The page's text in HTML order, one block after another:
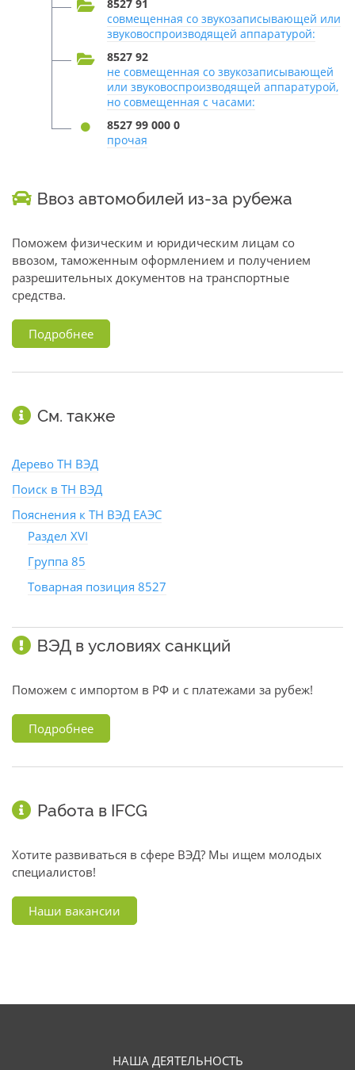
8527 91
совмещенная со звукозаписывающей или
звуковоспроизводящей аппаратурой:
8527 92
не совмещенная со звукозаписывающей
или звуковоспроизводящей аппаратурой,
но совмещенная с часами:
8527 99 000 0
прочая
Ввоз автомобилей из-за рубежа
Поможем физическим и юридическим лицам со
ввозом, таможенным оформлением и получением
разрешительных документов на транспортные
средства.
Подробнее
См. также
Дерево ТН ВЭД
Поиск в ТН ВЭД
Пояснения к ТН ВЭД ЕАЭС
Раздел XVI
Группа 85
Товарная позиция 8527
ВЭД в условиях санкций
Поможем с импортом в РФ и с платежами за рубеж!
Подробнее
Работа в IFCG
Хотите развиваться в сфере ВЭД? Мы ищем молодых
специалистов!
Наши вакансии
НАША ДЕЯТЕЛЬНОСТЬ